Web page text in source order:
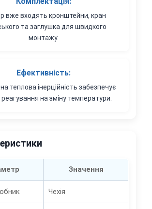
вже входять кронштейни, кран
та заглушка для швидкого
монтажу.
Ефективність:
теплова інерційність забезпечує
на зміну температури.
Значення
Чехія